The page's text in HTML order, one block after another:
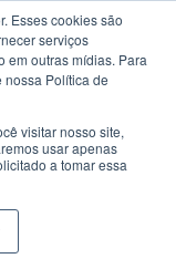
Esses cookies são
serviços
em outras mídias. Para
nossa Política de
visitar nosso site,
usar apenas
a tomar essa